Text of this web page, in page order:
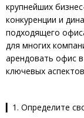
крупнейших
конкуренции и
подходящего
для многих
арендовать офис
ключевых
▎1. Определите